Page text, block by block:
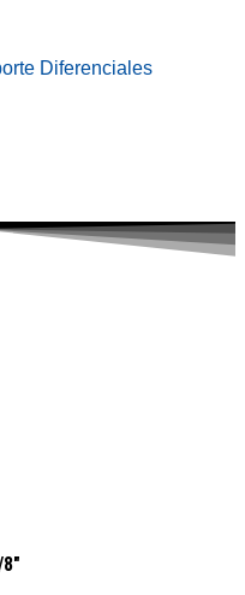
Diferenciales